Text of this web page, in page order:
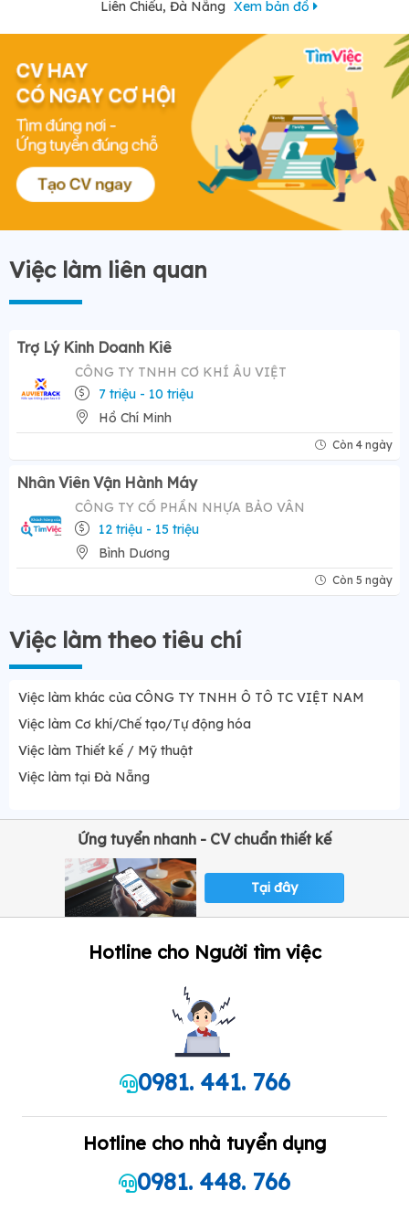
Liên Chiểu, Đà Nẵng Xem bản đồ
Việc làm liên quan
Trợ Lý Kinh Doanh Kiê
CÔNG TY TNHH CƠ KHÍ ÂU VIỆT
7 triệu - 10 triệu
Hồ Chí Minh
Còn 4 ngày
Nhân Viên Vận Hành Máy
CÔNG TY CỔ PHẦN NHỰA BẢO VÂN
12 triệu - 15 triệu
Bình Dương
Còn 5 ngày
Việc làm theo tiêu chí
Việc làm khác của CÔNG TY TNHH Ô TÔ TC VIỆT NAM
Việc làm Cơ khí/Chế tạo/Tự động hóa
Việc làm Thiết kế / Mỹ thuật
Việc làm tại Đà Nẵng
Ứng tuyển nhanh - CV chuẩn thiết kế
Tại đây
Hotline cho Người tìm việc
0981. 441. 766
Hotline cho nhà tuyển dụng
0981. 448. 766